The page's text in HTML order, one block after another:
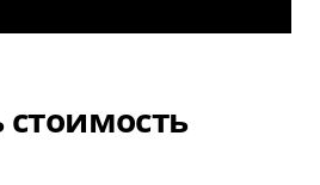
стоимость